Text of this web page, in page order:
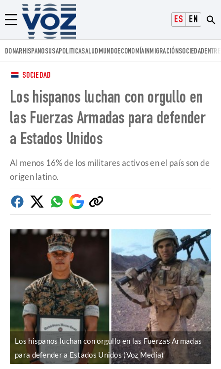
ESPAÑOLENGLISH
Menú
Voz.us
DONARHISPANOSUSAPOLITICASALUD MUNDOECONOMÍAINMIGRACIÓNSOCIEDAD
SOCIEDAD
Los hispanos luchan con orgullo en
las Fuerzas Armadas para defender
a Estados Unidos
Al menos 16% de los militares activos en el país son de
origen latino.
FacebookTwitterWhatsapp
Google
Discover
Copiar
enlace
Los hispanos luchan con orgullo en las Fuerzas Armadas
para defender a Estados Unidos (Voz Media)